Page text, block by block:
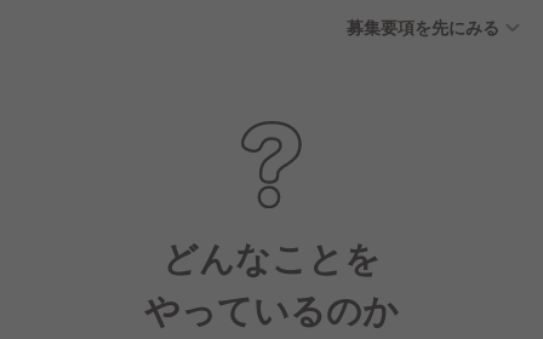
有給を使って最大8日間休めま
募集要項を先にみる
どんなことを
やっているのか